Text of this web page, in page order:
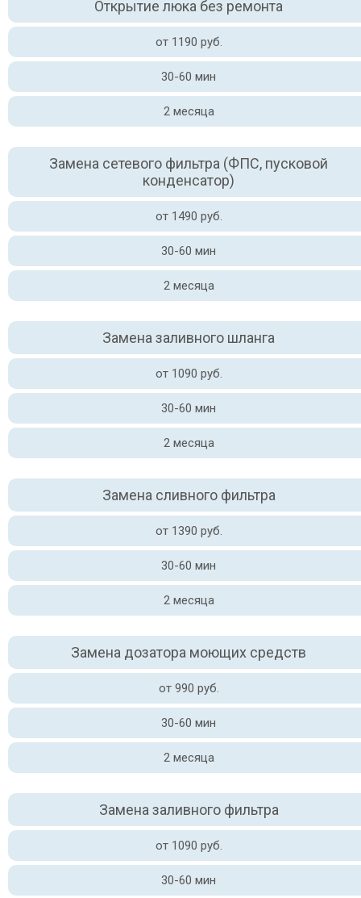
Открытие люка без ремонта
от 1190 руб.
30-60 мин
2 месяца
Замена сетевого фильтра (ФПС, пусковой
конденсатор)
от 1490 руб.
30-60 мин
2 месяца
Замена заливного шланга
от 1090 руб.
30-60 мин
2 месяца
Замена сливного фильтра
от 1390 руб.
30-60 мин
2 месяца
Замена дозатора моющих средств
от 990 руб.
30-60 мин
2 месяца
Замена заливного фильтра
от 1090 руб.
30-60 мин